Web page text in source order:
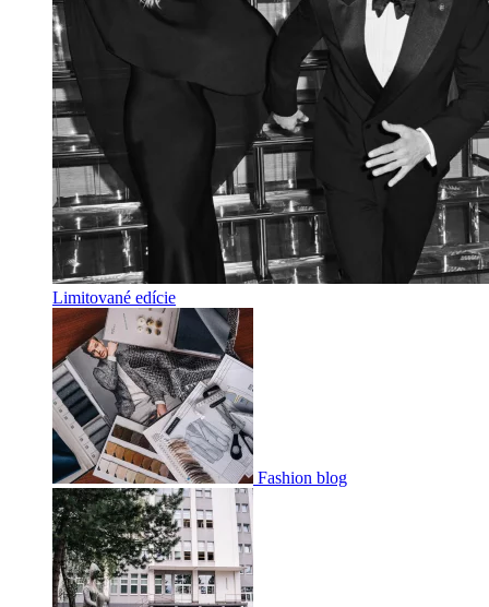
Limitované edície
Fashion blog